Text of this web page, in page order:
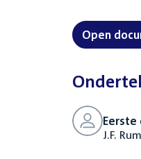
Open
J.F.